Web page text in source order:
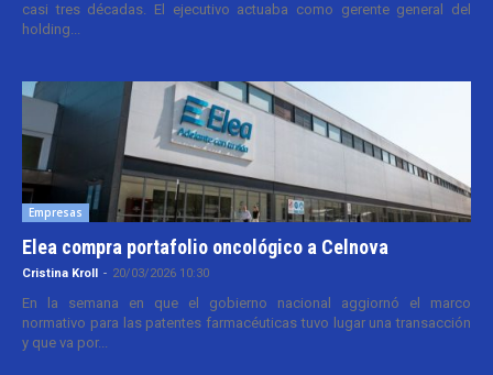
casi tres décadas. El ejecutivo actuaba como gerente general del
holding...
Empresas
Elea compra portafolio oncológico a Celnova
Cristina Kroll - 20/03/2026 10:30
En la semana en que el gobierno nacional aggiornó el marco
normativo para las patentes farmacéuticas tuvo lugar una transacción
y que va por...